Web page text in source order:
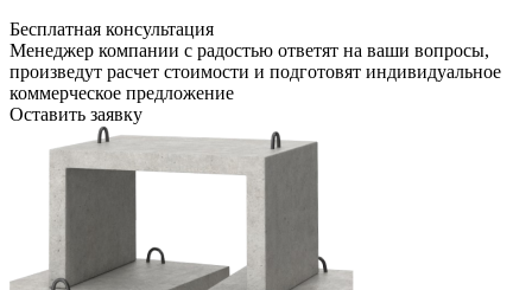
Бесплатная консультация
Менеджер компании с радостью ответят на ваши вопросы,
произведут расчет стоимости и подготовят индивидуальное
коммерческое предложение
Оставить заявку